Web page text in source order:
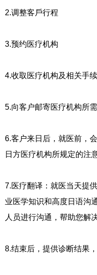
2.调整客戶行程
3.预约医疗机构
4.收取医疗机构及相关手
5.向客户邮寄医疗机构所
6.客户来日后，就医前，
日方医疗机构所规定的注
7.医疗翻译：就医当天提
业医学知识和高度日语沟
人员进行沟通，帮助您解
8.结束后，提供诊断结果